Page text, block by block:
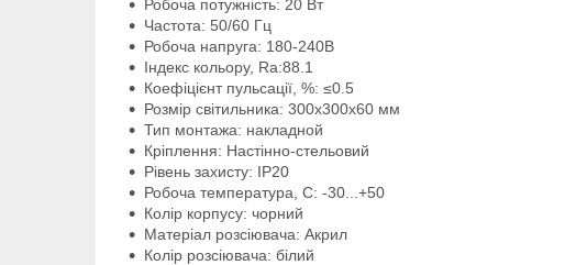
Робоча потужність: 20 Вт
Частота: 50/60 Гц
Робоча напруга: 180-240В
Індекс кольору, Ra:88.1
Коефіцієнт пульсації, %: ≤0.5
Розмір світильника: 300х300х60 мм
Тип монтажа: накладной
Кріплення: Настінно-стельовий
Рівень захисту: IP20
Робоча температура, С: -30...+50
Колір корпусу: чорний
Матеріал розсіювача: Акрил
Колір розсіювача: білий